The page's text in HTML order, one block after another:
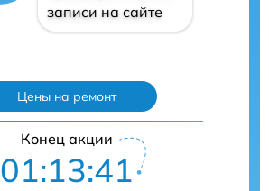
записи на сайте
Цены на ремонт
Конец акции
01:13:40